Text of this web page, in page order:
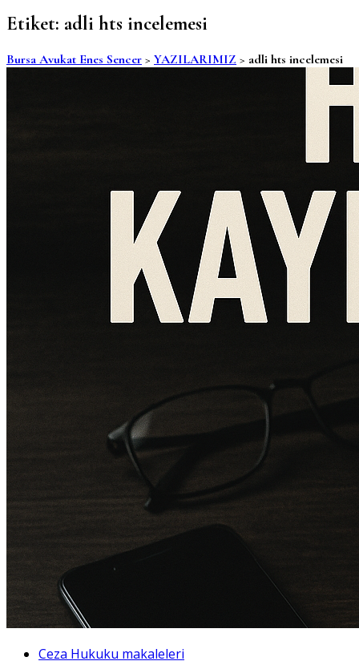
Etiket: adli hts incelemesi
Bursa Avukat Enes Sencer > YAZILARIMIZ > adli hts incelemesi
Ceza Hukuku makaleleri